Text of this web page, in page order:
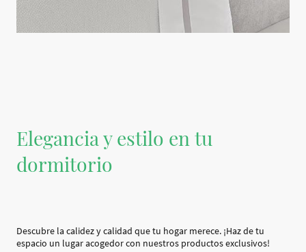
Elegancia y estilo en tu
dormitorio
Descubre la calidez y calidad que tu hogar merece. ¡Haz de tu
espacio un lugar acogedor con nuestros productos exclusivos!